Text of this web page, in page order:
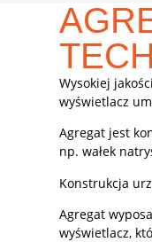
Wysokiej
wyświetlacz
Agregat jest
np. wałek
Konstrukcja
Agregat
wyświetlacz,